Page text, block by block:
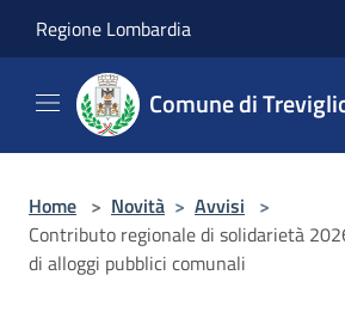
Regione Lombardia
Comune di
Home > Novità > Avvisi >
Contributo regionale di solidarietà
di alloggi pubblici comunali